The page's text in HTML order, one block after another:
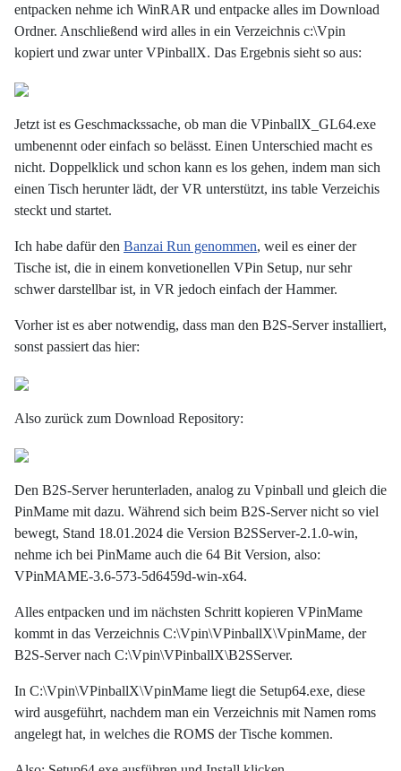
entpacken nehme ich WinRAR und entpacke alles im Download
Ordner. Anschließend wird alles in ein Verzeichnis c:\Vpin
kopiert und zwar unter VPinballX. Das Ergebnis sieht so aus:
Jetzt ist es Geschmackssache, ob man die VPinballX_GL64.exe
umbenennt oder einfach so belässt. Einen Unterschied macht es
nicht. Doppelklick und schon kann es los gehen, indem man sich
einen Tisch herunter lädt, der VR unterstützt, ins table Verzeichis
steckt und startet.
Ich habe dafür den Banzai Run genommen, weil es einer der
Tische ist, die in einem konvetionellen VPin Setup, nur sehr
schwer darstellbar ist, in VR jedoch einfach der Hammer.
Vorher ist es aber notwendig, dass man den B2S-Server installiert,
sonst passiert das hier:
Also zurück zum Download Repository:
Den B2S-Server herunterladen, analog zu Vpinball und gleich die
PinMame mit dazu. Während sich beim B2S-Server nicht so viel
bewegt, Stand 18.01.2024 die Version B2SServer-2.1.0-win,
nehme ich bei PinMame auch die 64 Bit Version, also:
VPinMAME-3.6-573-5d6459d-win-x64.
Alles entpacken und im nächsten Schritt kopieren VPinMame
kommt in das Verzeichnis C:\Vpin\VPinballX\VpinMame, der
B2S-Server nach C:\Vpin\VPinballX\B2SServer.
In C:\Vpin\VPinballX\VpinMame liegt die Setup64.exe, diese
wird ausgeführt, nachdem man ein Verzeichnis mit Namen roms
angelegt hat, in welches die ROMS der Tische kommen.